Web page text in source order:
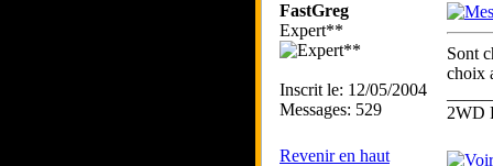
FastGreg
Expert**
Inscrit le: 12/05/2004
Messages: 529
Sont
choix
2WD
Revenir en haut